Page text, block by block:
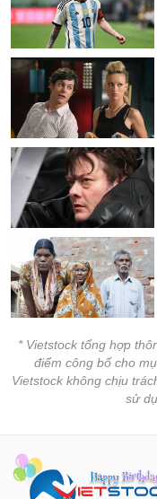
* Vietstock tổng hợp
điểm công bố cho
Vietstock không chịu
sử